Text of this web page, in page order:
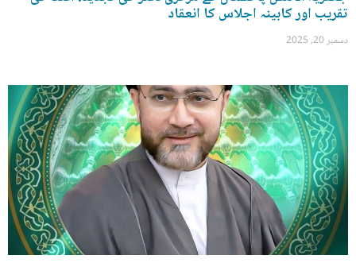
تقریب اور کابینہ اجلاس کا انعقاد
دسمبر 20, 2025